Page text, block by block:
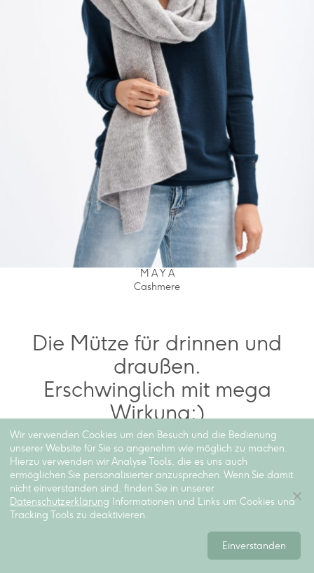
M A Y A
Cashmere
Die Mütze für drinnen und
draußen.
Erschwinglich mit mega
Wirkung;)
Wir verwenden Cookies um den Besuch und die Bedienung
unserer Website für Sie so angenehm wie möglich zu machen.
Hierzu verwenden wir Analyse Tools, die es uns auch
ermöglichen Sie personalisierter anzusprechen. Wenn Sie damit
nicht einverstanden sind, finden Sie in unserer
Datenschutzerklärung Informationen und Links um Cookies und
Tracking Tools zu deaktivieren.
Einverstanden